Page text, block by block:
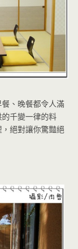
、晚餐都令人滿
千變一律的料
絕對讓你驚豔絕